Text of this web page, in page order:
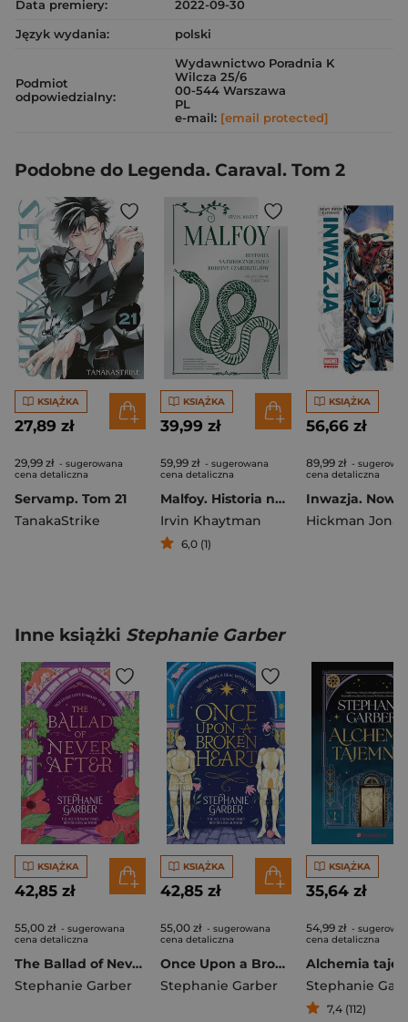
Data premiery:
2022-09-30
Język wydania:
polski
Podmiot
odpowiedzialny:
Wydawnictwo Poradnia K
Wilcza 25/6
00-544 Warszawa
PL
e-mail: [email protected]
Podobne do Legenda. Caraval. Tom 2
KSIĄŻKA
27,89 zł
29,99 zł - sugerowana
cena detaliczna
Servamp. Tom 21
TanakaStrike
KSIĄŻKA
39,99 zł
59,99 zł - sugerowana
cena detaliczna
Malfoy. Historia najmroczniejszej rodziny czarodziejów
Irvin Khaytman
6,0 (1)
KSIĄŻKA
56,66 zł
89,99 zł -
cena detaliczna
Inne książki Stephanie Garber
KSIĄŻKA
42,85 zł
55,00 zł - sugerowana
cena detaliczna
The Ballad of Never After
Stephanie Garber
KSIĄŻKA
42,85 zł
55,00 zł - sugerowana
cena detaliczna
Once Upon a Broken Heart
Stephanie Garber
KSIĄŻKA
35,64 zł
54,99 zł -
cena detaliczna
Alchemia
Stephanie
7,4 (112)